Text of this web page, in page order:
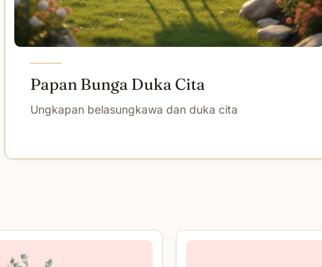
Papan Bunga Duka Cita
Ungkapan belasungkawa dan duka cita